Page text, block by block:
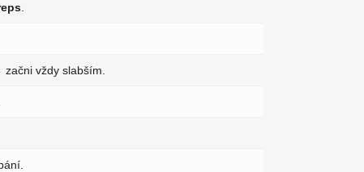
vždy slabším.